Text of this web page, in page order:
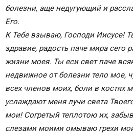
болезни, аще недугующий и
Его.
К Тебе взываю, Господи Иисусе!
здравие, радость паче мира сего
жизни моея. Ты еси свет паче
недвижное от болезни тело мое,
всех членов моих, боли в костях
услаждают меня лучи света
мои! Согретый теплотою их,
слезами моими омываю грехи